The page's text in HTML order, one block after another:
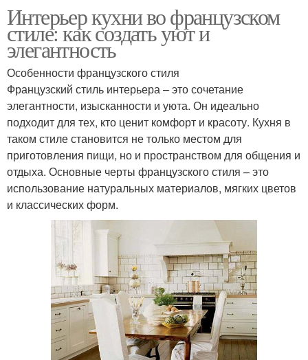
Интерьер кухни во французском
стиле: как создать уют и
элегантность
Особенности французского стиля
Французский стиль интерьера – это сочетание
элегантности, изысканности и уюта. Он идеально
подходит для тех, кто ценит комфорт и красоту. Кухня в
таком стиле становится не только местом для
приготовления пищи, но и пространством для общения и
отдыха. Основные черты французского стиля – это
использование натуральных материалов, мягких цветов
и классических форм.